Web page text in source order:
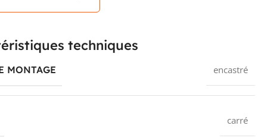
techniques
MONTAGE encastré
carré